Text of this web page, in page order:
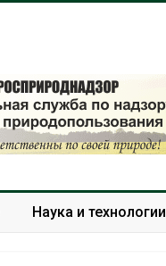
Наука и технологии